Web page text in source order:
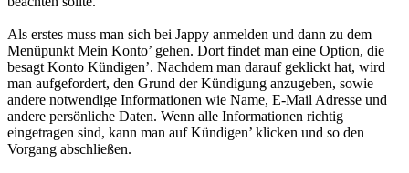
Als erstes muss man sich bei Jappy anmelden und dann zu dem
Menüpunkt Mein Konto’ gehen. Dort findet man eine Option, die
besagt Konto Kündigen’. Nachdem man darauf geklickt hat, wird
man aufgefordert, den Grund der Kündigung anzugeben, sowie
andere notwendige Informationen wie Name, E-Mail Adresse und
andere persönliche Daten. Wenn alle Informationen richtig
eingetragen sind, kann man auf Kündigen’ klicken und so den
Vorgang abschließen.